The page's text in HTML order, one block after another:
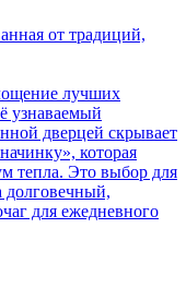
от традиций,
лучших
узнаваемый
дверцей скрывает
которая
тепла. Это выбор для
долговечный,
для ежедневного